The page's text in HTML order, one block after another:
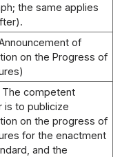
the same applies
of
on the Progress of
The competent
is to publicize
on the progress of
for the enactment
and the